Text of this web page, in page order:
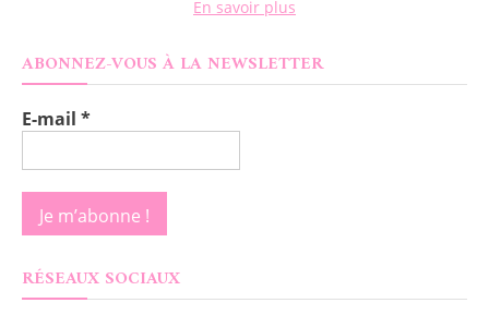
En savoir plus
ABONNEZ-VOUS À LA NEWSLETTER
E-mail *
RÉSEAUX SOCIAUX